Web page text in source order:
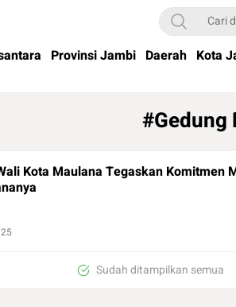
Provinsi Jambi Daerah Kota
#Gedung
Kota Maulana Tegaskan Komitmen
Sudah ditampilkan semua